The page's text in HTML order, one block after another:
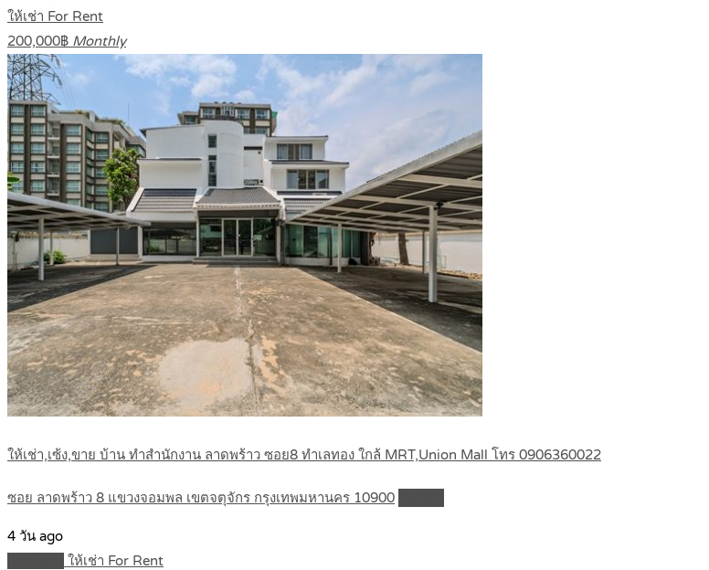
ให้เช่า For Rent
200,000฿ Monthly
ให้เช่า,เซ้ง,ขาย บ้าน ทำสำนักงาน ลาดพร้าว ซอย8 ทำเลทอง ใกล้ MRT,Union Mall โทร 0906360022
ซอย ลาดพร้าว 8 แขวงจอมพล เขตจตุจักร กรุงเทพมหานคร 10900
4 วัน ago
ให้เช่า For Rent